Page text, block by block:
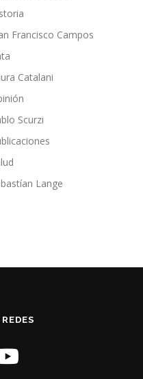
Francisco Campos
Catalani
Scurzi
Lange